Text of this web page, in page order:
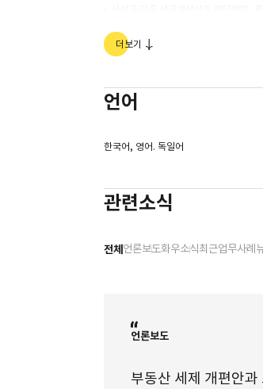
자기주식 취득과 상법 위반 여부에
물상보증인이 담보권 실행을 위한 경
소득금액변동통지 전 과세예고통지가
원천징수분 법인세 징수권의 소멸시효
동일 과세기간 및 세목에 관한 이자
양도소득세 사건의 실무상 쟁점, 법관
위법한 세무조사에 대한 사법상 통제,
조세법률관계에서 신의칙 적용, 서울
더보기
언어
한국어, 영어. 독일어
관련소식
전체 언론보도화우소식최근업무사례
언론보도
부동산 세제 개편안과